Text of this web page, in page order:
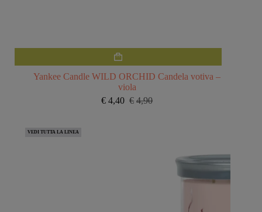
Yankee Candle WILD ORCHID Candela votiva –
viola
€ 4,90
Il
€ 4,40 Il
VEDI TUTTA LA LINEA